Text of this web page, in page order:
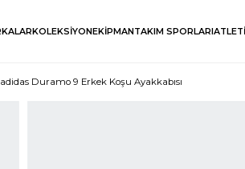
KOLEKSİYONEKİPMANTAKIM SPORLARI
adidas Duramo 9 Erkek Koşu Ayakkabısı